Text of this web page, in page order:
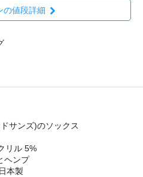
の値段詳細
サンズ)のソックス
リル 5%
ヘンプ
本製